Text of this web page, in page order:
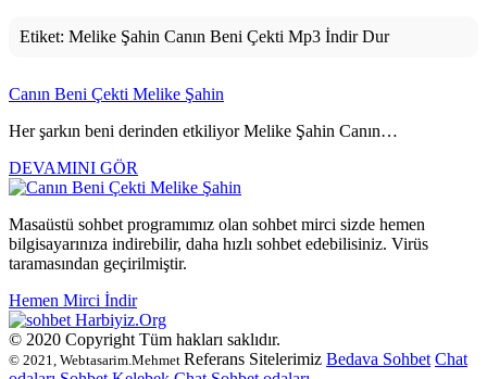
Etiket: Melike Şahin Canın Beni Çekti Mp3 İndir Dur
Canın Beni Çekti Melike Şahin
Her şarkın beni derinden etkiliyor Melike Şahin Canın…
DEVAMINI GÖR
Masaüstü sohbet programımız olan sohbet mirci sizde hemen
bilgisayarınıza indirebilir, daha hızlı sohbet edebilisiniz. Virüs
taramasından geçirilmiştir.
Hemen Mirci İndir
Harbiyiz.Org
© 2020 Copyright Tüm hakları saklıdır.
© 2021, Webtasarim.Mehmet Referans Sitelerimiz Bedava Sohbet Chat